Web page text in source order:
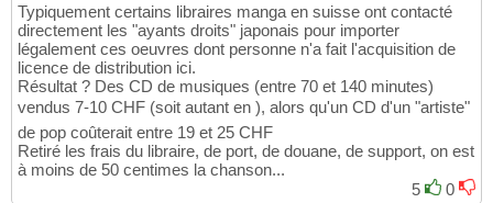
Typiquement certains libraires manga en suisse ont contacté
directement les "ayants droits" japonais pour importer
légalement ces oeuvres dont personne n'a fait l'acquisition de
licence de distribution ici.
Résultat ? Des CD de musiques (entre 70 et 140 minutes)
vendus 7-10 CHF (soit autant en ), alors qu'un CD d'un "artiste"
de pop coûterait entre 19 et 25 CHF
Retiré les frais du libraire, de port, de douane, de support, on est
à moins de 50 centimes la chanson...
5
0